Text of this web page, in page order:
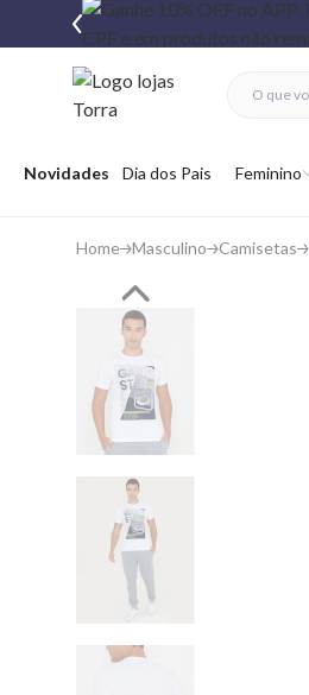
Abrir menu
Novidades Dia dos Pais Feminino
fechar menu
fechar menu
favoritos
Home Masculino Camisetas